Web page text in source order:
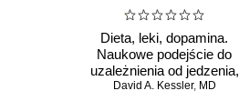
Dieta, leki, dopamina.
Naukowe podejście do
uzależnienia od jedzenia,
fenomenu GLP-1 i roli
David A. Kessler, MD